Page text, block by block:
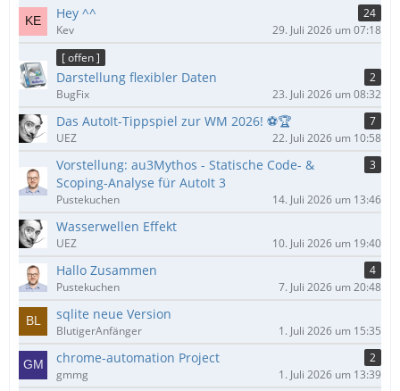
Hey ^^
24
Kev
29. Juli 2026 um 07:18
[ offen ]
Darstellung flexibler Daten
2
BugFix
23. Juli 2026 um 08:32
Das AutoIt-Tippspiel zur WM 2026! ⚽🏆
7
UEZ
22. Juli 2026 um 10:58
Vorstellung: au3Mythos - Statische Code- &
Scoping-Analyse für AutoIt 3
3
Pustekuchen 14. Juli 2026 um 13:46
Wasserwellen Effekt
UEZ 10. Juli 2026 um 19:40
Hallo Zusammen
4
Pustekuchen
7. Juli 2026 um 20:48
sqlite neue Version
BlutigerAnfänger 1. Juli 2026 um 15:35
chrome-automation Project
2
gmmg
1. Juli 2026 um 13:39